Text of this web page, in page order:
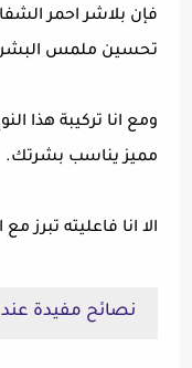
فإن بلاشر احمر
تحسين ملمس البشرة
ومع انا تركيبة هذا
مميز يناسب بشرتك.
الا انا فاعليته تبرز
نصائح مفيدة